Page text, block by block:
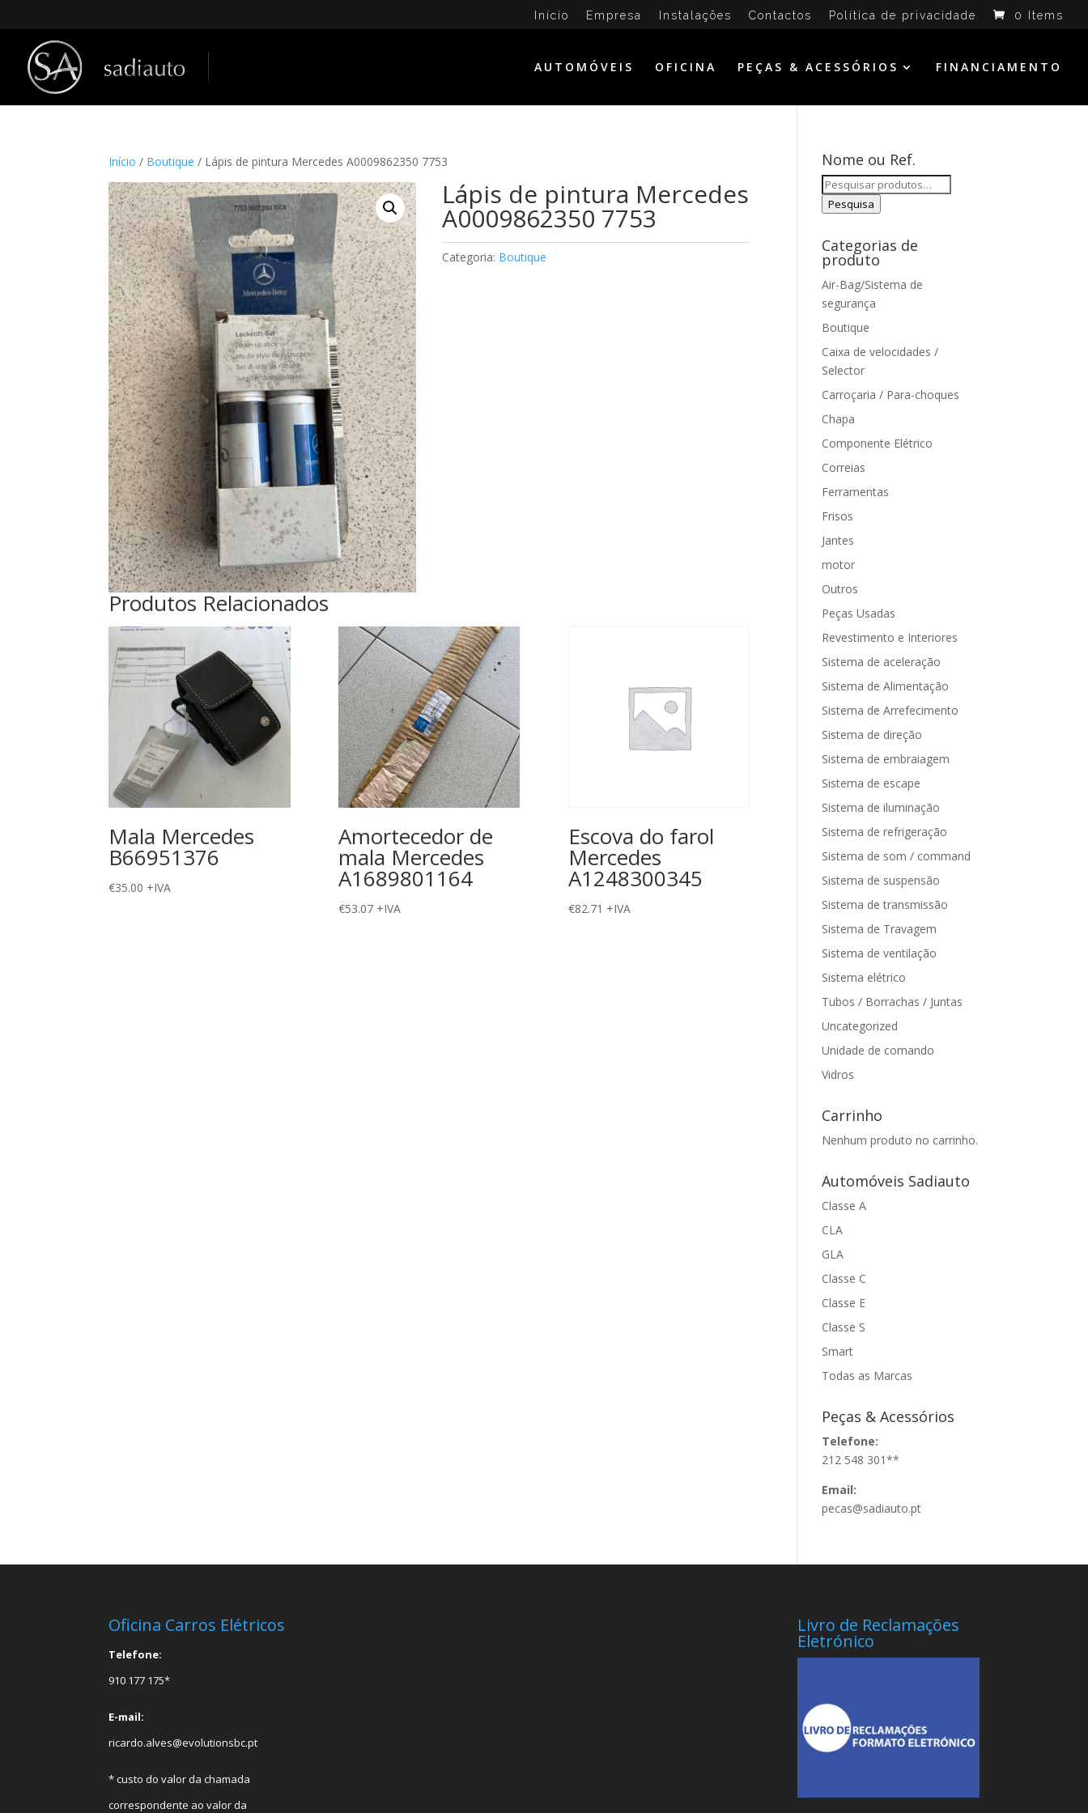
Início Empresa Instalações Contactos Política de privacidade 0 Items
AUTOMÓVEIS OFICINA PEÇAS & ACESSÓRIOS FINANCIAMENTO
Início / Boutique / Lápis de pintura Mercedes A0009862350 7753
Lápis de pintura Mercedes
A0009862350 7753
Categoria: Boutique
Produtos Relacionados
Mala Mercedes
B66951376
€35.00 +IVA
Amortecedor de
mala Mercedes
A1689801164
€53.07 +IVA
Escova do farol
Mercedes
A1248300345
€82.71 +IVA
Nome ou Ref.
Pesquisar
por:
Pesquisa
Categorias de
produto
Air-Bag/Sistema de
segurança
Boutique
Caixa de velocidades /
Selector
Carroçaria / Para-choques
Chapa
Componente Elétrico
Correias
Ferramentas
Frisos
Jantes
motor
Outros
Peças Usadas
Revestimento e Interiores
Sistema de aceleração
Sistema de Alimentação
Sistema de Arrefecimento
Sistema de direção
Sistema de embraiagem
Sistema de escape
Sistema de iluminação
Sistema de refrigeração
Sistema de som / command
Sistema de suspensão
Sistema de transmissão
Sistema de Travagem
Sistema de ventilação
Sistema elétrico
Tubos / Borrachas / Juntas
Uncategorized
Unidade de comando
Vidros
Carrinho
Nenhum produto no carrinho.
Automóveis Sadiauto
Classe A
CLA
GLA
Classe C
Classe E
Classe S
Smart
Todas as Marcas
Peças & Acessórios
Telefone:
212 548 301**
Email:
pecas@sadiauto.pt
Oficina Carros Elétricos
Telefone:
910 177 175*
E-mail:
ricardo.alves@evolutionsbc.pt
* custo do valor da chamada
correspondente ao valor da
Livro de Reclamações
Eletrónico